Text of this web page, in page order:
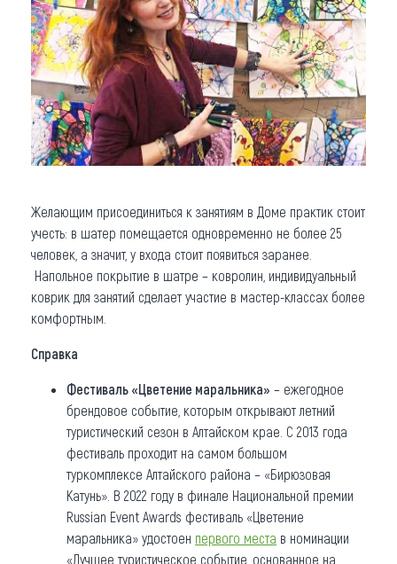
Желающим присоединиться к занятиям в Доме практик стоит
учесть: в шатер помещается одновременно не более 25
человек, а значит, у входа стоит появиться заранее.
Напольное покрытие в шатре – ковролин, индивидуальный
коврик для занятий сделает участие в мастер-классах более
комфортным.
Справка
Фестиваль «Цветение маральника» – ежегодное
брендовое событие, которым открывают летний
туристический сезон в Алтайском крае. С 2013 года
фестиваль проходит на самом большом
туркомплексе Алтайского района – «Бирюзовая
Катунь». В 2022 году в финале Национальной премии
Russian Event Awards фестиваль «Цветение
маральника» удостоен первого места в номинации
«Лучшее туристическое событие, основанное на